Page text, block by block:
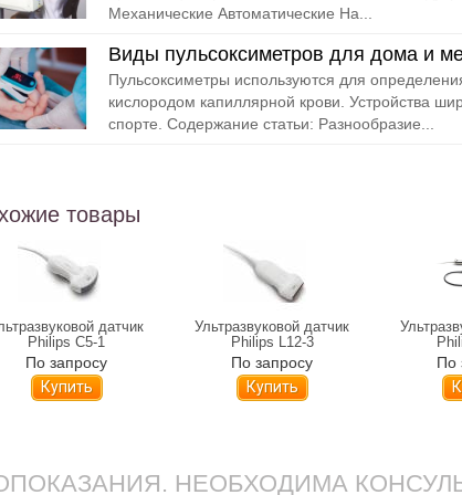
Механические Автоматические На...
Виды пульсоксиметров для дома и
Пульсоксиметры используются для
кислородом капиллярной крови. Устройства
спорте. Содержание статьи: Разнообразие...
товары
датчик
Philips С5-1
По запросу
Купить
Ультразвуковой датчик
Philips L12-3
По запросу
Купить
По
НЕОБХОДИМА